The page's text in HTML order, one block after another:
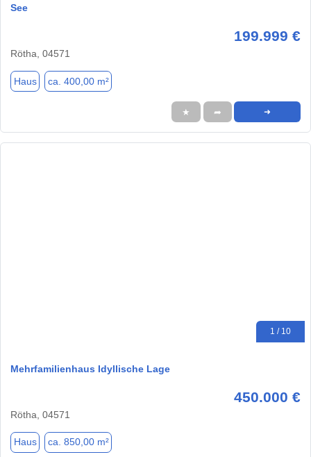
See
199.999 €
Rötha, 04571
Haus ca. 400,00 m²
★ ➦ ➜
1 / 10
Mehrfamilienhaus Idyllische Lage
450.000 €
Rötha, 04571
Haus ca. 850,00 m²